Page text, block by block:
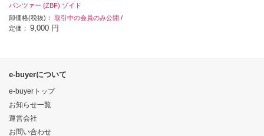
パンツァー (ZBF) ゾイド
卸価格(税抜)： 取引中の会員のみ公開 /
定価： 9,000 円
e-buyerについて
e-buyerトップ
お知らせ一覧
運営会社
お問い合わせ